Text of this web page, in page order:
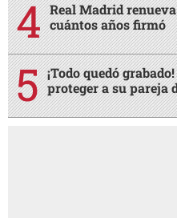
Real Madrid
cuántos años firmó
¡Todo quedó
proteger a su pareja